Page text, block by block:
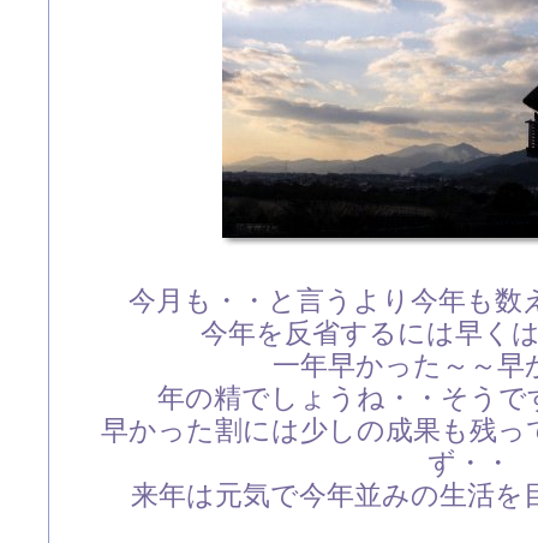
今月も・・と言うより今年も
今年を反省するには早く
一年早かった～～早
年の精でしょうね・・そう
早かった割には少しの成果も残
ず・・
来年は元気で今年並みの生活